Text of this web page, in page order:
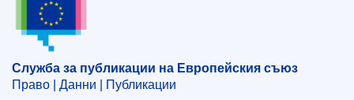
CELEX : C2016/078/01
OJ : JOC_2016_078_R_0001
Служба за публикации на Европейския съюз
Право | Данни | Публикации